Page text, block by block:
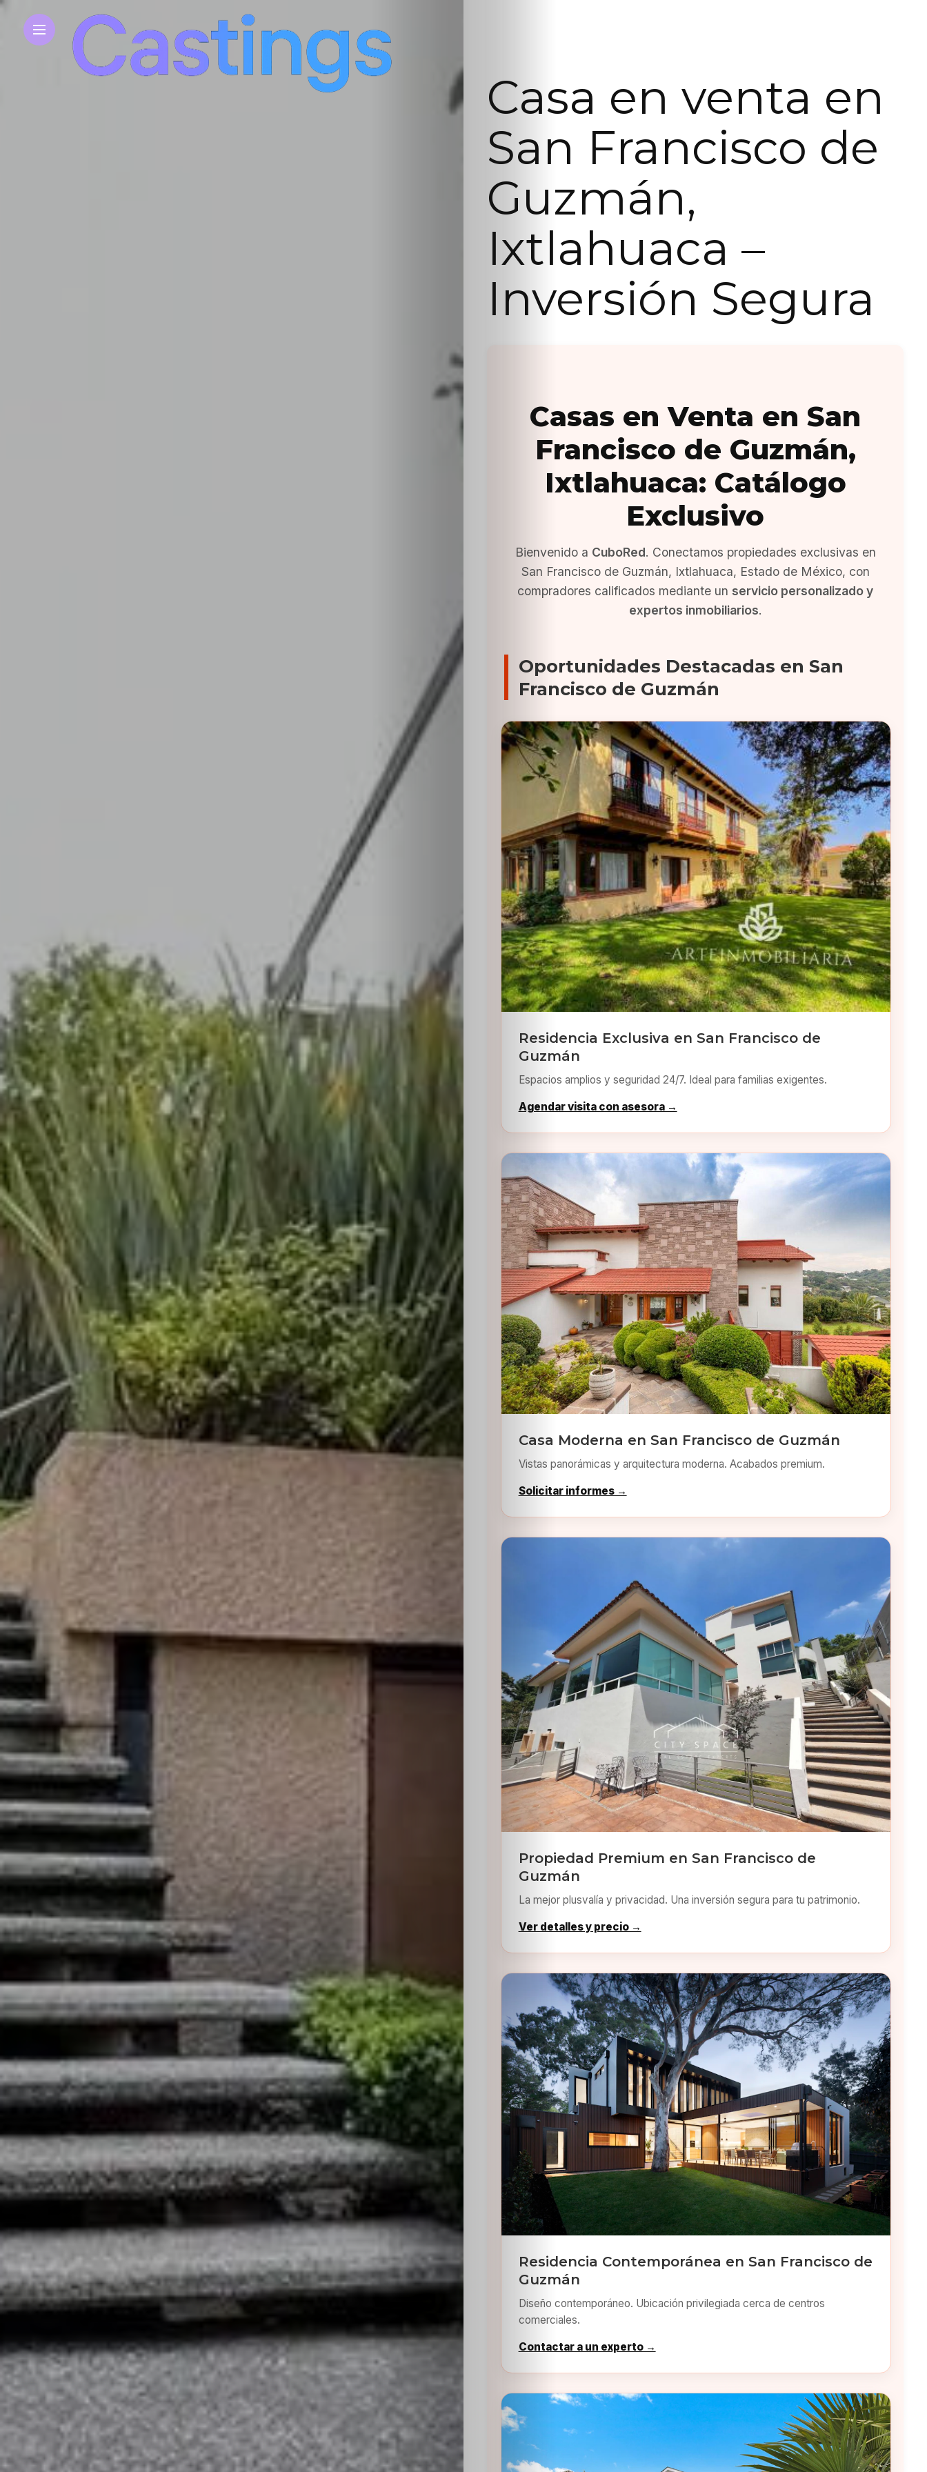
Inicio
Casting
Bershka
Casting
SHEIN
Casting
HolliKids
Contacto
Search
Casa en venta en
San Francisco de
Guzmán,
Ixtlahuaca –
Inversión Segura
Casas en Venta en San
Francisco de Guzmán,
Ixtlahuaca: Catálogo
Exclusivo
Bienvenido a CuboRed. Conectamos propiedades exclusivas en
San Francisco de Guzmán, Ixtlahuaca, Estado de México, con
compradores calificados mediante un servicio personalizado y
expertos inmobiliarios.
Oportunidades Destacadas en San
Francisco de Guzmán
Residencia Exclusiva en San Francisco de
Guzmán
Espacios amplios y seguridad 24/7. Ideal para familias exigentes.
Agendar visita con asesora →
Casa Moderna en San Francisco de Guzmán
Vistas panorámicas y arquitectura moderna. Acabados premium.
Solicitar informes →
Propiedad Premium en San Francisco de
Guzmán
La mejor plusvalía y privacidad. Una inversión segura para tu patrimonio.
Ver detalles y precio →
Residencia Contemporánea en San Francisco de
Guzmán
Diseño contemporáneo. Ubicación privilegiada cerca de centros
comerciales.
Contactar a un experto →